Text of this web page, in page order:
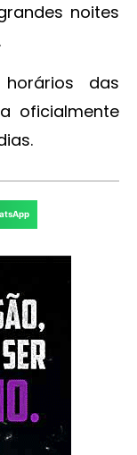
noites
das
oficialmente